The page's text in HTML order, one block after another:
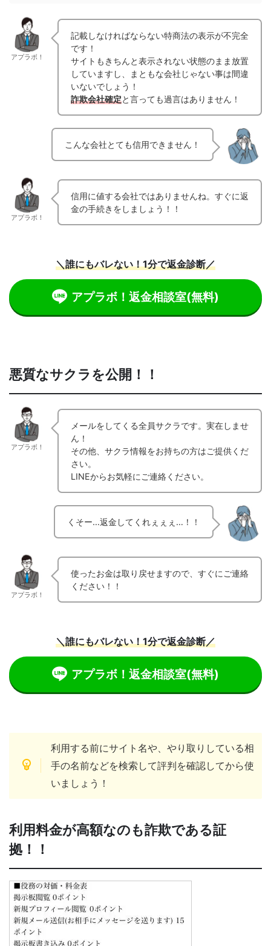
アプラボ！
記載しなければならない特商法の表示が不完全
です！
サイトもきちんと表示されない状態のまま放置
していますし、まともな会社じゃない事は間違
いないでしょう！
詐欺会社確定と言っても過言はありません！
こんな会社とても信用できません！
アプラボ！
信用に値する会社ではありませんね。すぐに返
金の手続きをしましょう！！
＼誰にもバレない！1分で返金診断／
アプラボ！返金相談室(無料)
悪質なサクラを公開！！
アプラボ！
メールをしてくる全員サクラです。実在しませ
ん！
その他、サクラ情報をお持ちの方はご提供くだ
さい。
LINEからお気軽にご連絡ください。
くそー…返金してくれぇぇぇ…！！
アプラボ！
使ったお金は取り戻せますので、すぐにご連絡
ください！！
＼誰にもバレない！1分で返金診断／
アプラボ！返金相談室(無料)
利用する前にサイト名や、やり取りしている相
手の名前などを検索して評判を確認してから使
いましょう！
利用料金が高額なのも詐欺である証
拠！！